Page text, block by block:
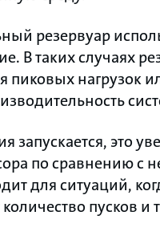
резервуар
В таких случаях
нагрузок
запускается, это
по сравнению с
для ситуаций,
пусков